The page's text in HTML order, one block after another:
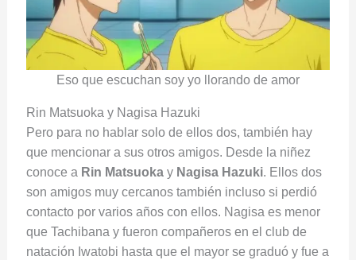
Eso que escuchan soy yo llorando de amor
Rin Matsuoka y Nagisa Hazuki
Pero para no hablar solo de ellos dos, también hay
que mencionar a sus otros amigos. Desde la niñez
conoce a Rin Matsuokay Nagisa Hazuki. Ellos dos
son amigos muy cercanos también incluso si perdió
contacto por varios años con ellos. Nagisa es menor
que Tachibana y fueron compañeros en el club de
natación Iwatobi hasta que el mayor se graduó y fue a